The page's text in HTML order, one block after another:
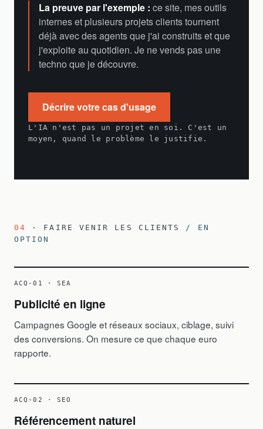
La preuve par l'exemple : ce site, mes outils
internes et plusieurs projets clients tournent
déjà avec des agents que j'ai construits et que
j'exploite au quotidien. Je ne vends pas une
techno que je découvre.
Décrire votre cas d'usage
L'IA n'est pas un projet en soi. C'est un
moyen, quand le problème le justifie.
04 · FAIRE VENIR LES CLIENTS / EN
OPTION
ACQ-01 · SEA
Publicité en ligne
Campagnes Google et réseaux sociaux, ciblage, suivi
des conversions. On mesure ce que chaque euro
rapporte.
ACQ-02 · SEO
Référencement naturel